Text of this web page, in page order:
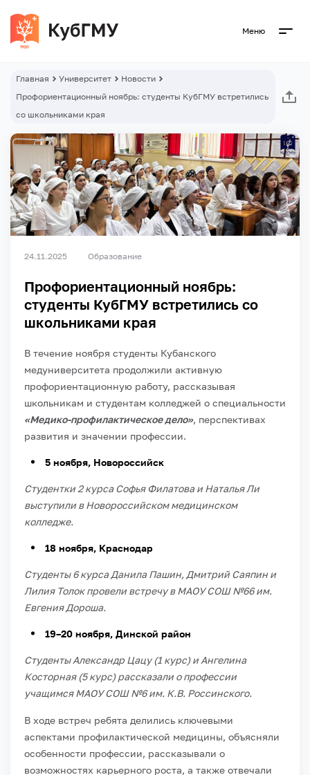
Меню
Главная Университет
Новости
Профориентационный ноябрь: студенты КубГМУ встретились
со школьниками края
24.11.2025 Образование
Профориентационный ноябрь:
студенты КубГМУ встретились со
школьниками края
В течение ноября студенты Кубанского
медуниверситета продолжили активную
профориентационную работу, рассказывая
школьникам и студентам колледжей о специальности
«Медико-профилактическое дело», перспективах
развития и значении профессии.
5 ноября, Новороссийск
Студентки 2 курса Софья Филатова и Наталья Ли
выступили в Новороссийском медицинском
колледже.
18 ноября, Краснодар
Студенты 6 курса Данила Пашин, Дмитрий Саяпин и
Лилия Толок провели встречу в МАОУ СОШ №66 им.
Евгения Дороша.
19–20 ноября, Динской район
Студенты Александр Цацу (1 курс) и Ангелина
Косторная (5 курс) рассказали о профессии
учащимся МАОУ СОШ №6 им. К.В. Россинского.
В ходе встреч ребята делились ключевыми
аспектами профилактической медицины, объясняли
особенности профессии, рассказывали о
возможностях карьерного роста, а также отвечали